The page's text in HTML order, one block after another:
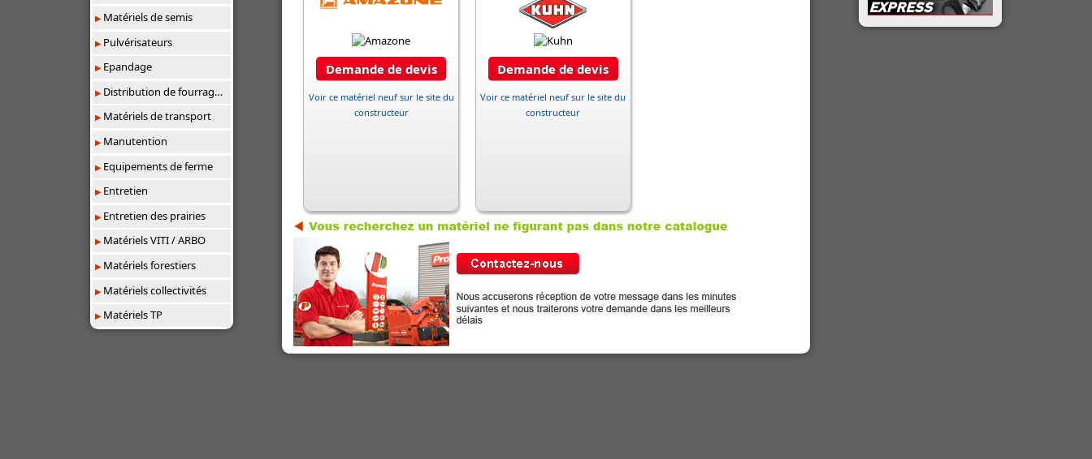
Matériels de semis
Pulvérisateurs
Epandage
Distribution de fourrages/paillage
Matériels de transport
Manutention
Equipements de ferme
Entretien
Entretien des prairies
Matériels VITI / ARBO
Matériels forestiers
Matériels collectivités
Matériels TP
Demande de devis
Voir ce matériel neuf sur le site du
constructeur
Demande de devis
Voir ce matériel neuf sur le site du
constructeur